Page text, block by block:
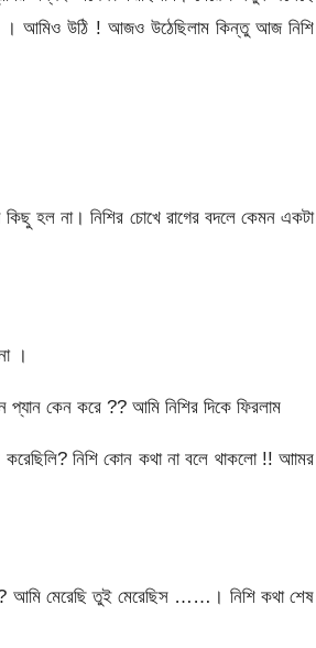
। আমিও উঠি ! আজও উঠেছিলাম কিন্তু আজ নিশি
হল না। নিশির চোখে রাগের বদলে কেমন একটা
।
কেন করে ?? আমি নিশির দিকে ফিরলাম
নিশি কোন কথা না বলে থাকলো !! আামর
আমি মেরেছি তুই মেরেছিস ……। নিশি কথা শেষ